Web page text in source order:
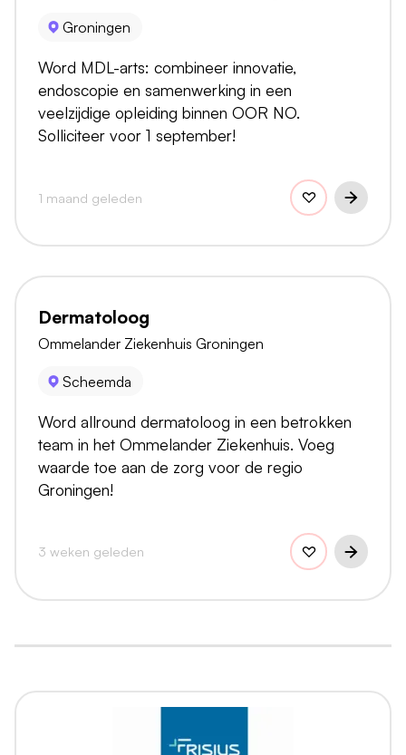
Groningen
Word MDL-arts: combineer innovatie,
endoscopie en samenwerking in een
veelzijdige opleiding binnen OOR NO.
Solliciteer voor 1 september!
1 maand geleden
Dermatoloog
Ommelander Ziekenhuis Groningen
Scheemda
Word allround dermatoloog in een betrokken
team in het Ommelander Ziekenhuis. Voeg
waarde toe aan de zorg voor de regio
Groningen!
3 weken geleden